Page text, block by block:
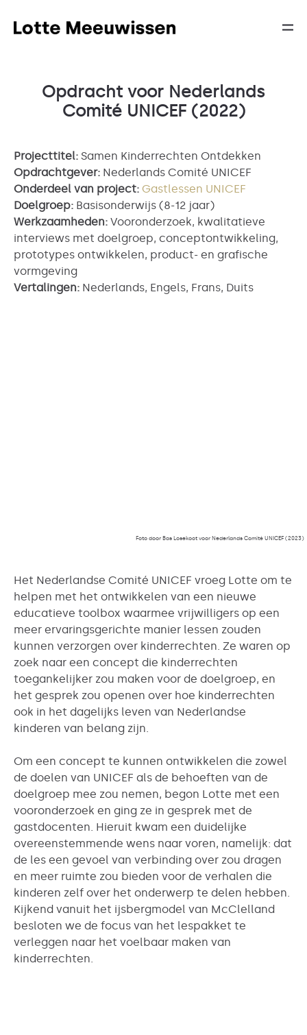
Opdracht voor Nederlands
Comité UNICEF (2022)
Projecttitel: Samen Kinderrechten Ontdekken
Opdrachtgever: Nederlands Comité UNICEF
Onderdeel van project: Gastlessen UNICEF
Doelgroep: Basisonderwijs (8-12 jaar)
Werkzaamheden: Vooronderzoek, kwalitatieve
interviews met doelgroep, conceptontwikkeling,
prototypes ontwikkelen, product- en grafische
vormgeving
Vertalingen: Nederlands, Engels, Frans, Duits
Foto door Bas Losekoot voor Nederlands Comité UNICEF (2023)
Het Nederlandse Comité UNICEF vroeg Lotte om te
helpen met het ontwikkelen van een nieuwe
educatieve toolbox waarmee vrijwilligers op een
meer ervaringsgerichte manier lessen zouden
kunnen verzorgen over kinderrechten. Ze waren op
zoek naar een concept die kinderrechten
toegankelijker zou maken voor de doelgroep, en
het gesprek zou openen over hoe kinderrechten
ook in het dagelijks leven van Nederlandse
kinderen van belang zijn.
Om een concept te kunnen ontwikkelen die zowel
de doelen van UNICEF als de behoeften van de
doelgroep mee zou nemen, begon Lotte met een
vooronderzoek en ging ze in gesprek met de
gastdocenten. Hieruit kwam een duidelijke
overeenstemmende wens naar voren, namelijk: dat
de les een gevoel van verbinding over zou dragen
en meer ruimte zou bieden voor de verhalen die
kinderen zelf over het onderwerp te delen hebben.
Kijkend vanuit het ijsbergmodel van McClelland
besloten we de focus van het lespakket te
verleggen naar het voelbaar maken van
kinderrechten.